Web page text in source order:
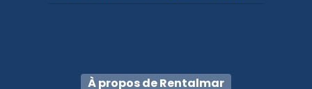
À propos de Rentalmar